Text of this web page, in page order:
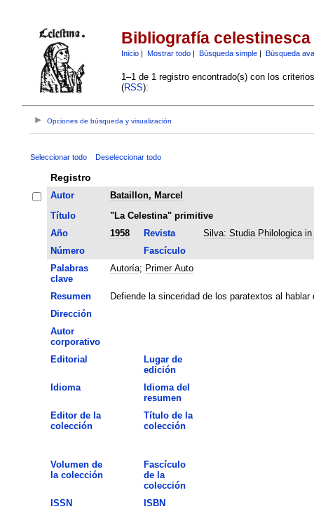
Bibliografía celestinesca
Inicio| Mostrar todo| Búsqueda simple| Búsqueda
1–1 de 1 registro encontrado(s) con los
(RSS):
Opciones de búsqueda y visualización
Seleccionar todo Deseleccionar todo
Registro
Autor
Bataillon, Marcel
Título
"La Celestina" primitive
Año
1958 Revista
Silva: Studia Philologica
Número
Fascículo
Palabras
clave
Autoría; Primer Auto
Resumen
Defiende la sinceridad de los paratextos al
Dirección
Autor
corporativo
Editorial
Lugar de
edición
Idioma
Idioma del
resumen
Editor de la
colección
Título de la
colección
Volumen de
la colección
Fascículo
de la
colección
ISSN
ISBN